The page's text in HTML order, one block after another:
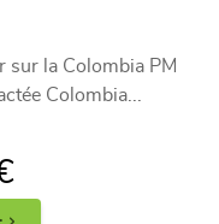
sur la Colombia PM
Colombia...